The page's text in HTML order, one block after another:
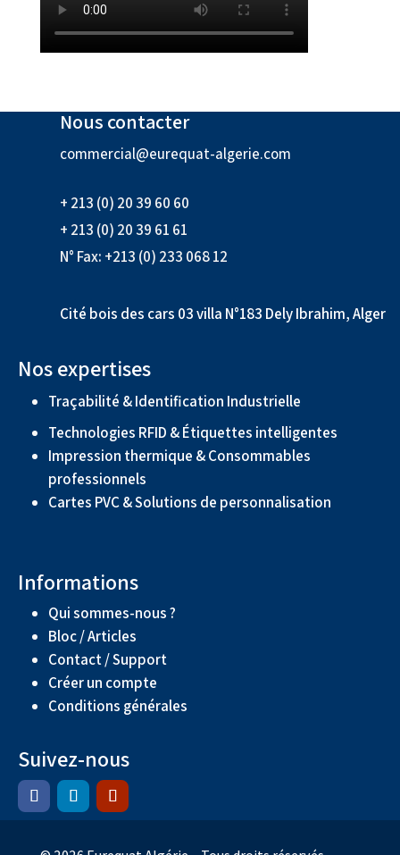
Nous contacter
commercial@eurequat-algerie.com
+ 213 (0) 20 39 60 60
+ 213 (0) 20 39 61 61
N° Fax: +213 (0) 233 068 12
Cité bois des cars 03 villa N°183 Dely Ibrahim, Alger
Nos expertises
Traçabilité & Identification Industrielle
Technologies RFID & Étiquettes intelligentes
Impression thermique & Consommables
professionnels
Cartes PVC & Solutions de personnalisation
Informations
Qui sommes-nous ?
Bloc / Articles
Contact / Support
Créer un compte
Conditions générales
Suivez-nous